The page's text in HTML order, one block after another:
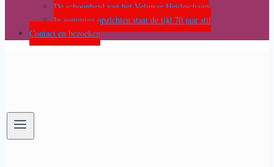
De schoonheid van het Veluwse Heideschaap
In sommige opzichten staat de tijd 70 jaar stil
Contact en bezoeken